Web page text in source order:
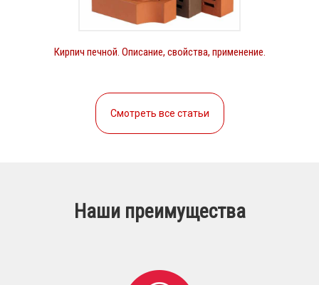
Кирпич печной. Описание, свойства, применение.
Смотреть все статьи
Наши преимущества